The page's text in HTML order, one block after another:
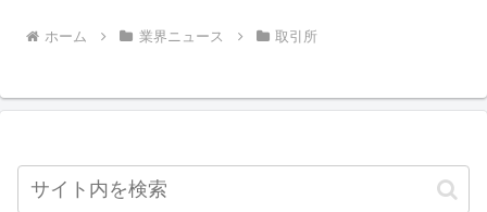
ホーム 業界ニュース 取引所